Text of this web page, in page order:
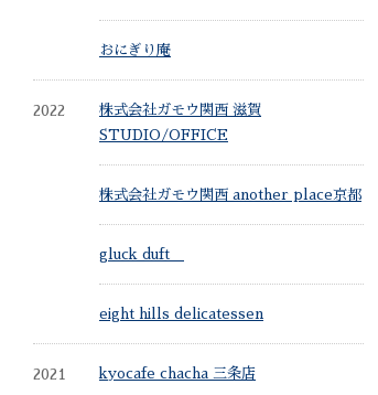
おにぎり庵
2022
株式会社ガモウ関西 滋賀
STUDIO/OFFICE
株式会社ガモウ関西 another place京都
gluck duft
eight hills delicatessen
2021 kyocafe chacha 三条店